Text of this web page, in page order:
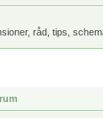
råd, tips,